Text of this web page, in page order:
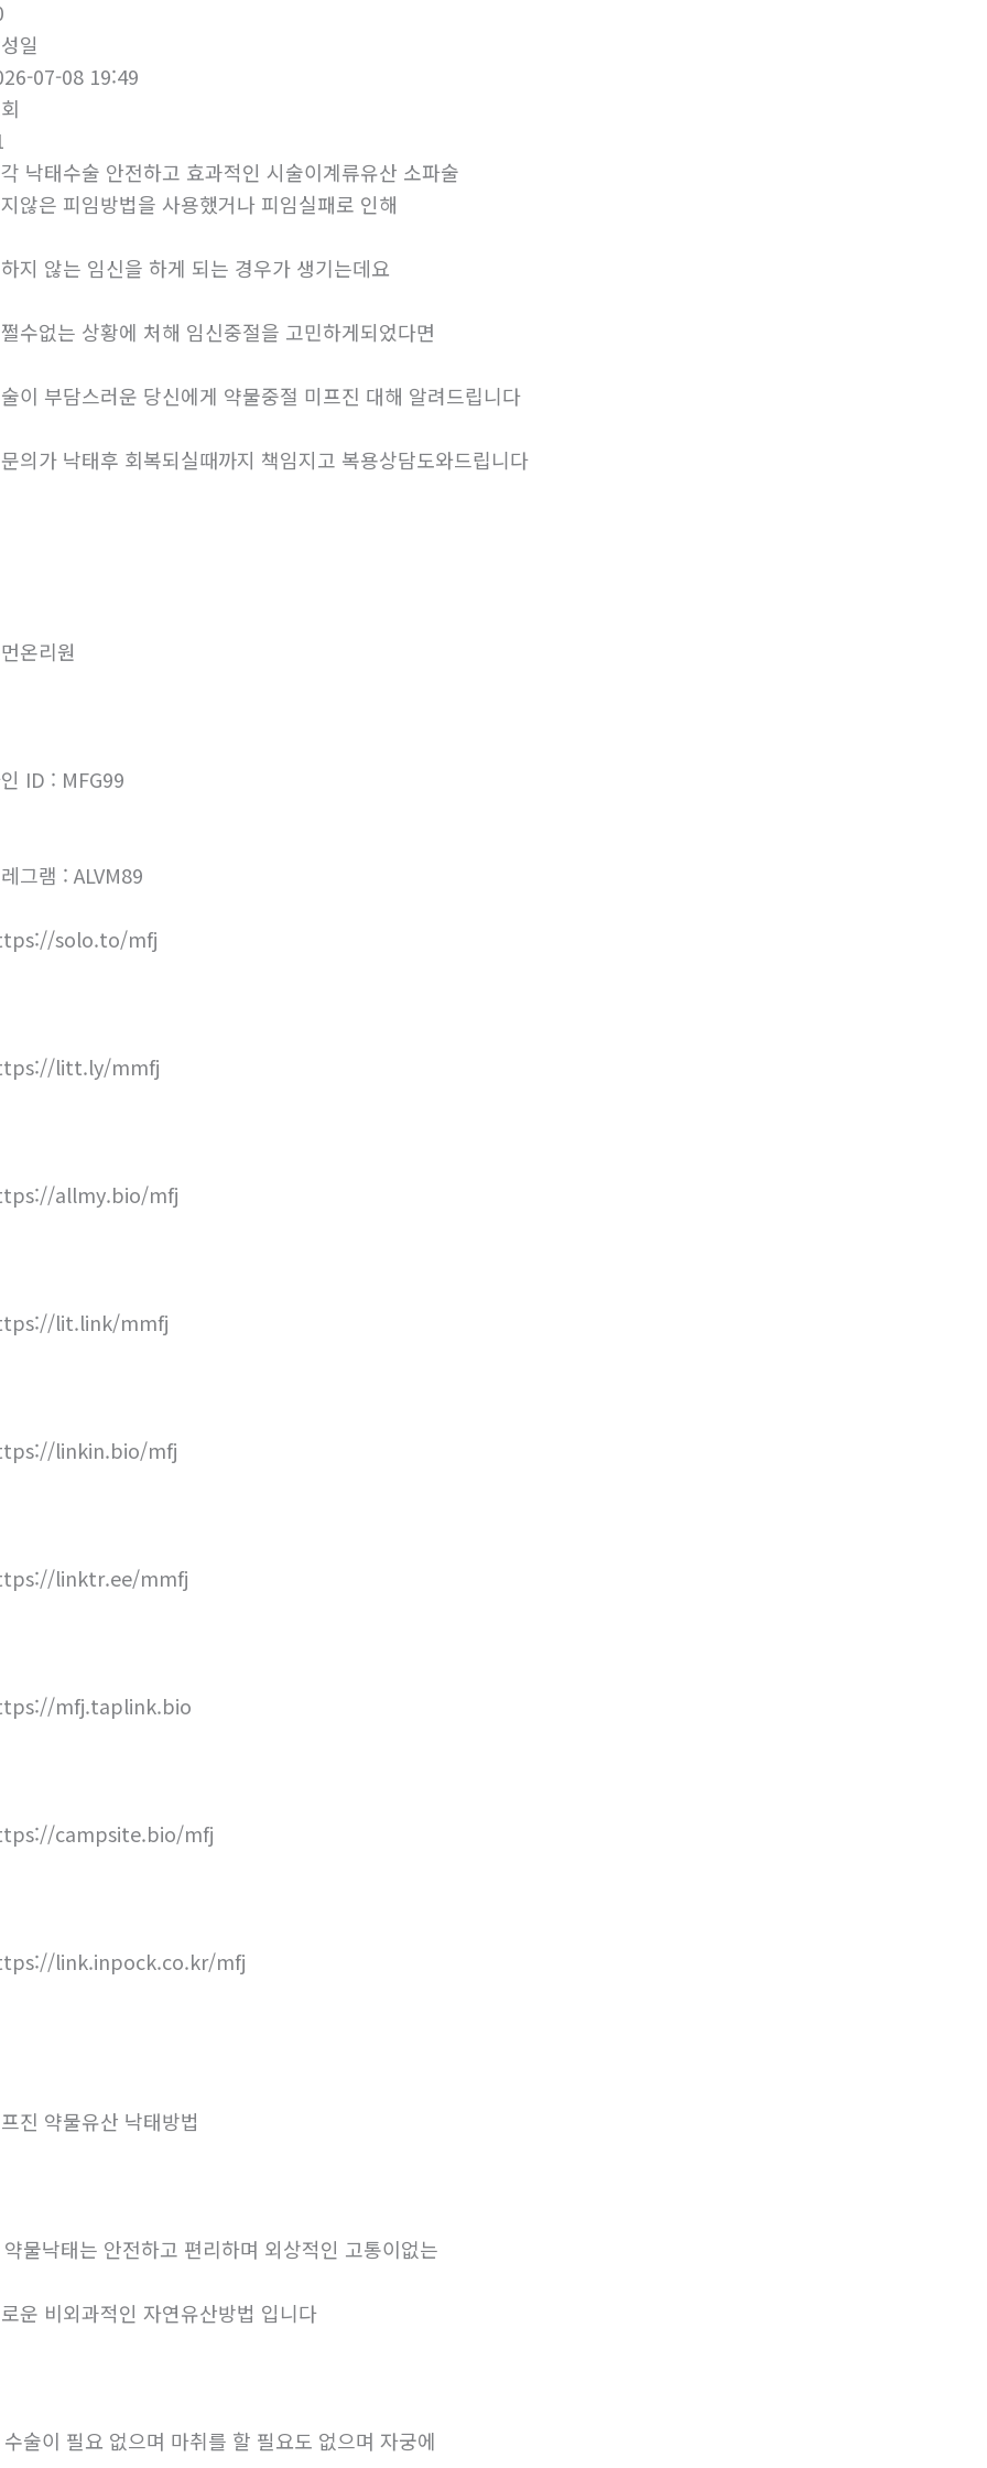
일
07-08 19:49
낙태수술 안전하고 효과적인 시술이계류유산 소파술
않은 피임방법을 사용했거나 피임실패로 인해
지 않는 임신을 하게 되는 경우가 생기는데요
수없는 상황에 처해 임신중절을 고민하게되었다면
이 부담스러운 당신에게 약물중절 미프진 대해 알려드립니다
의가 낙태후 회복되실때까지 책임지고 복용상담도와드립니다
온리원
ID : MFG99
그램 : ALVM89
solo.to/mfj
litt.ly/mmfj
allmy.bio/mfj
lit.link/mmfj
linkin.bio/mfj
linktr.ee/mmfj
mfj.taplink.bio
campsite.bio/mfj
link.inpock.co.kr/mfj
진 약물유산 낙태방법
약물낙태는 안전하고 편리하며 외상적인 고통이없는
운 비외과적인 자연유산방법 입니다
술이 필요 없으며 마취를 할 필요도 없으며 자궁에